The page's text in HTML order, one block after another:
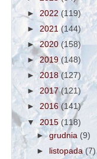
► 2022 (119)
► 2021 (144)
►2020 (158)
►2019 (148)
► 2018(127)
► 2017(121)
► 2016 (141)
▼ 2015 (118)
►grudnia (9)
►
listopada (7)